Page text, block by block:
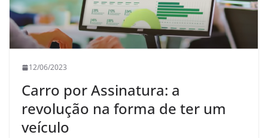
12/06/2023
Carro por Assinatura: a
revolução na forma de ter um
veículo